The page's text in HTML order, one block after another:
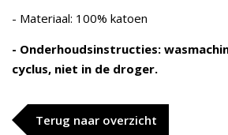
- Materiaal: 100% katoen
- Onderhoudsinstructies:
cyclus, niet in de droger.
Terug naar overzicht